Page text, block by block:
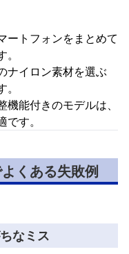
ートフォンをまとめて
ナイロン素材を選ぶ
能付きのモデルは、
す。
くある失敗例
なミス